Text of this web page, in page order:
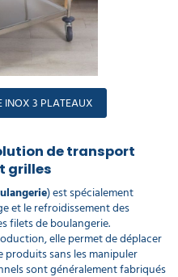
INOX 3 PLATEAUX
de transport
grilles
) est spécialement
et le refroidissement des
filets de boulangerie.
elle permet de déplacer
sans les manipuler
sont généralement fabriqués